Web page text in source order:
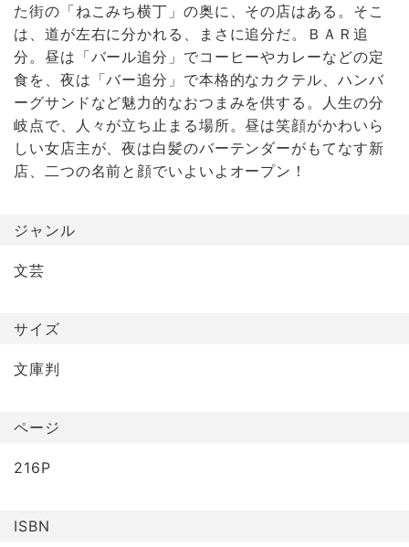
た街の「ねこみち横丁」の奥に、その店はある。そこ
は、道が左右に分かれる、まさに追分だ。ＢＡＲ追
分。昼は「バール追分」でコーヒーやカレーなどの定
食を、夜は「バー追分」で本格的なカクテル、ハンバ
ーグサンドなど魅力的なおつまみを供する。人生の分
岐点で、人々が立ち止まる場所。昼は笑顔がかわいら
しい女店主が、夜は白髪のバーテンダーがもてなす新
店、二つの名前と顔でいよいよオープン！
ジャンル
文芸
サイズ
文庫判
ページ
216P
ISBN